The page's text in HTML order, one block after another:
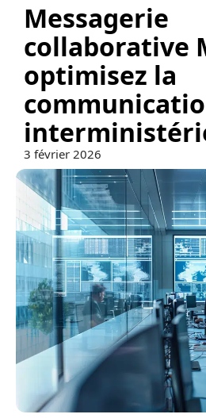
Messagerie
collaborative
optimisez la
3 février 2026